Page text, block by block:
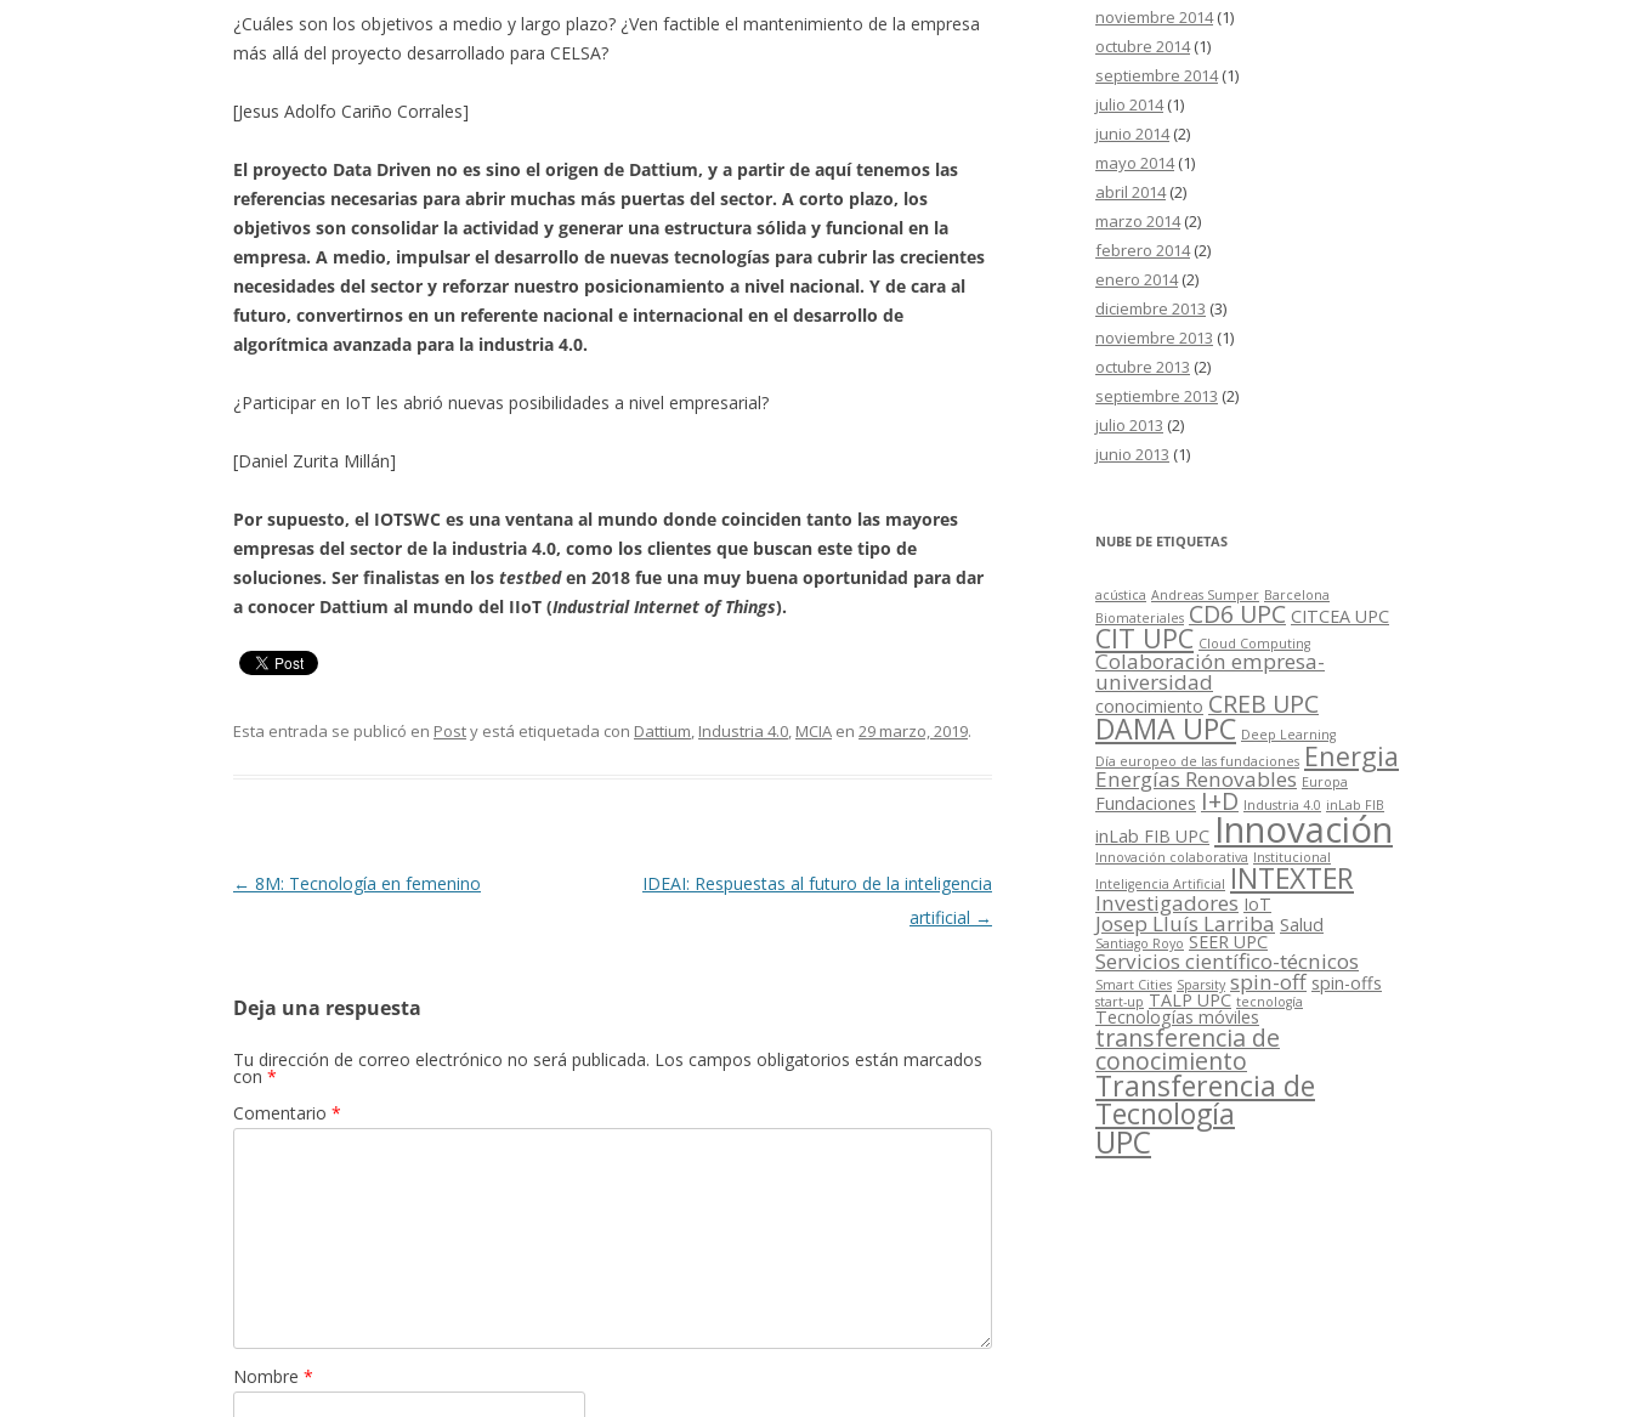
¿Cuáles son los objetivos a medio y largo plazo? ¿Ven factible el mantenimiento de la empresa
más allá del proyecto desarrollado para CELSA?
[Jesus Adolfo Cariño Corrales]
El proyecto Data Driven no es sino el origen de Dattium, y a partir de aquí tenemos las
referencias necesarias para abrir muchas más puertas del sector. A corto plazo, los
objetivos son consolidar la actividad y generar una estructura sólida y funcional en la
empresa. A medio, impulsar el desarrollo de nuevas tecnologías para cubrir las crecientes
necesidades del sector y reforzar nuestro posicionamiento a nivel nacional. Y de cara al
futuro, convertirnos en un referente nacional e internacional en el desarrollo de
algorítmica avanzada para la industria 4.0.
¿Participar en IoT les abrió nuevas posibilidades a nivel empresarial?
[Daniel Zurita Millán]
Por supuesto, el IOTSWC es una ventana al mundo donde coinciden tanto las mayores
empresas del sector de la industria 4.0, como los clientes que buscan este tipo de
soluciones. Ser finalistas en los testbeden 2018 fue una muy buena oportunidad para dar
a conocer Dattium al mundo del IIoT (Industrial Internet of Things).
Esta entrada se publicó en Posty está etiquetada con Dattium, Industria 4.0, MCIA en 29 marzo, 2019.
Navegación
← 8M: Tecnología en femenino
IDEAI: Respuestas al futuro de la inteligencia
artificial →
Deja una respuesta
Tu dirección de correo electrónico no será publicada. Los campos obligatorios están marcados
con *
Comentario *
Nombre *
noviembre 2014(1)
octubre 2014(1)
septiembre 2014(1)
julio 2014(1)
junio 2014(2)
mayo 2014(1)
abril 2014(2)
marzo 2014(2)
febrero 2014(2)
enero 2014(2)
diciembre 2013 (3)
noviembre 2013 (1)
octubre 2013 (2)
septiembre 2013 (2)
julio 2013 (2)
junio 2013 (1)
NUBE DE ETIQUETAS
acústica Andreas Sumper Barcelona
Biomateriales CD6 UPC CITCEA UPC
CIT UPC Cloud Computing
Colaboración empresa-
universidad
conocimiento CREB UPC
DAMA UPC Deep Learning
Día europeo de las fundaciones Energia
Energías Renovables Europa
Fundaciones I+D Industria 4.0 inLab FIB
inLab FIB UPC Innovación
Innovación colaborativa Institucional
Inteligencia Artificial INTEXTER
Investigadores IoT
Josep Lluís Larriba Salud
Santiago Royo SEER UPC
Servicios científico-técnicos
Smart Cities Sparsity spin-off spin-offs
start-up TALP UPC tecnología
Tecnologías móviles
transferencia de
conocimiento
Transferencia de
Tecnología
UPC